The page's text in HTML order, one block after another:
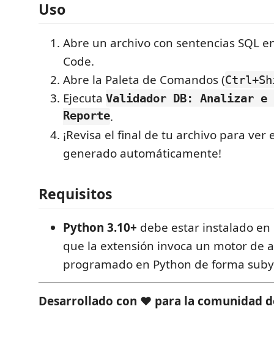
Uso
Abre un archivo con sentencias SQL
Code.
Abre la Paleta de Comandos (
Ejecuta Validador DB: Analizar e
Reporte.
¡Revisa el final de tu archivo para ver
generado automáticamente!
Requisitos
Python 3.10+ debe estar instalado en
que la extensión invoca un motor de
programado en Python de forma
Desarrollado con ❤️ para la comunidad